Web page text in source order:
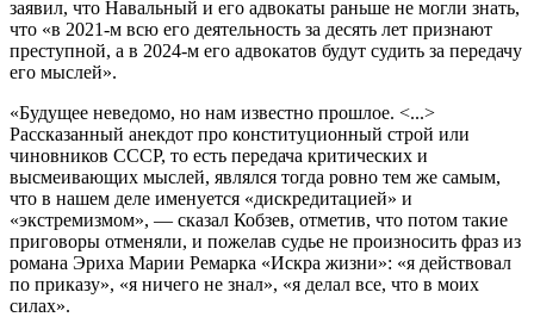
заявил, что Навальный и его адвокаты раньше не могли знать,
что «в 2021-м всю его деятельность за десять лет признают
преступной, а в 2024-м его адвокатов будут судить за передачу
его мыслей».
«Будущее неведомо, но нам известно прошлое. <...>
Рассказанный анекдот про конституционный строй или
чиновников СССР, то есть передача критических и
высмеивающих мыслей, являлся тогда ровно тем же самым,
что в нашем деле именуется «дискредитацией» и
«экстремизмом», — сказал Кобзев, отметив, что потом такие
приговоры отменяли, и пожелав судье не произносить фраз из
романа Эриха Марии Ремарка «Искра жизни»: «я действовал
по приказу», «я ничего не знал», «я делал все, что в моих
силах».